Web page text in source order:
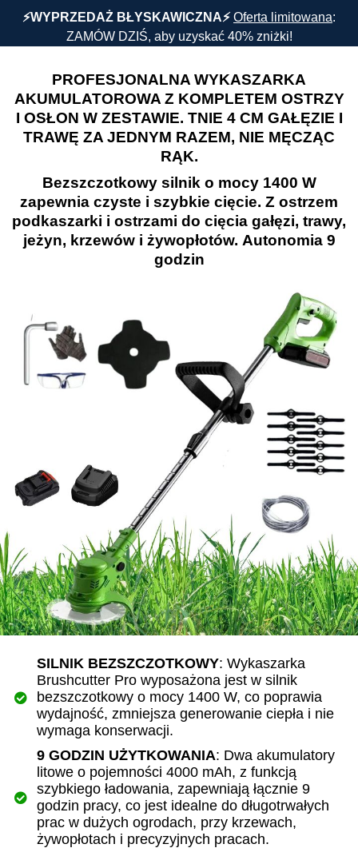
⚡️WYPRZEDAŻ BŁYSKAWICZNA⚡️Oferta limitowana:
ZAMÓW DZIŚ, aby uzyskać 40% zniżki!
PROFESJONALNA WYKASZARKA
AKUMULATOROWA Z KOMPLETEM OSTRZY
I OSŁON W ZESTAWIE. TNIE 4 CM GAŁĘZIE I
TRAWĘ ZA JEDNYM RAZEM, NIE MĘCZĄC
RĄK.
Bezszczotkowy silnik o mocy 1400 W
zapewnia czyste i szybkie cięcie. Z ostrzem
podkaszarki i ostrzami do cięcia gałęzi, trawy,
jeżyn, krzewów i żywopłotów. Autonomia 9
godzin
SILNIK BEZSZCZOTKOWY: Wykaszarka
Brushcutter Pro wyposażona jest w silnik
bezszczotkowy o mocy 1400 W, co poprawia
wydajność, zmniejsza generowanie ciepła i nie
wymaga konserwacji.
9 GODZIN UŻYTKOWANIA: Dwa akumulatory
litowe o pojemności 4000 mAh, z funkcją
szybkiego ładowania, zapewniają łącznie 9
godzin pracy, co jest idealne do długotrwałych
prac w dużych ogrodach, przy krzewach,
żywopłotach i precyzyjnych pracach.